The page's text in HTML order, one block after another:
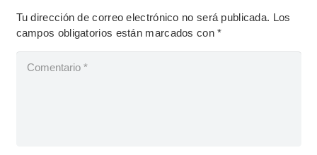
Tu dirección de correo electrónico no será publicada. Los
campos obligatorios están marcados con*